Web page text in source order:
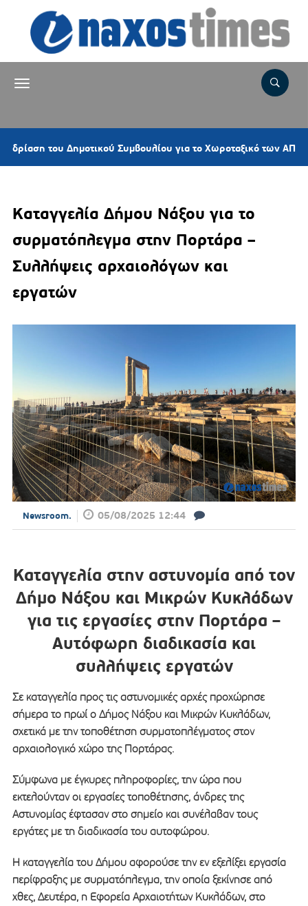
του Δημοτικού Συμβουλίου για το Χωροταξικό των ΑΠΕ ζητά ο
Καταγγελία Δήμου Νάξου για το
συρματόπλεγμα στην Πορτάρα –
Συλλήψεις αρχαιολόγων και
εργατών
Newsroom. 05/08/2025 12:44
Καταγγελία στην αστυνομία από τον
Δήμο Νάξου και Μικρών Κυκλάδων
για τις εργασίες στην Πορτάρα –
Αυτόφωρη διαδικασία και
συλλήψεις εργατών
Σε καταγγελία προς τις αστυνομικές αρχές προχώρησε
σήμερα το πρωί ο Δήμος Νάξου και Μικρών Κυκλάδων,
σχετικά με την τοποθέτηση συρματοπλέγματος στον
αρχαιολογικό χώρο της Πορτάρας.
Σύμφωνα με έγκυρες πληροφορίες, την ώρα που
εκτελούνταν οι εργασίες τοποθέτησης, άνδρες της
Αστυνομίας έφτασαν στο σημείο και συνέλαβαν τους
εργάτες με τη διαδικασία του αυτοφώρου.
Η καταγγελία του Δήμου αφορούσε την εν εξελίξει εργασία
περίφραξης με συρματόπλεγμα, την οποία ξεκίνησε από
χθες, Δευτέρα, η Εφορεία Αρχαιοτήτων Κυκλάδων, στο